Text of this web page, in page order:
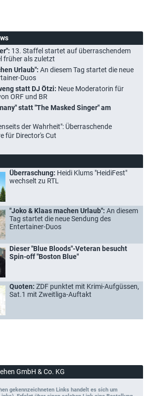
13. Staffel startet auf überraschendem
früher als zuletzt
Urlaub": An diesem Tag startet die neue
Duos
statt DJ Ötzi: Neue Moderatorin für
ORF und BR
statt "The Masked Singer" am
der Wahrheit": Überraschende
für Director's Cut
Überraschung: Heidi Klums "HeidiFest"
wechselt zu RTL
"Joko & Klaas machen Urlaub": An diesem
Tag startet die neue Sendung des
Entertainer-Duos
Dieser "Blue Bloods"-Veteran besucht
Spin-off "Boston Blue"
Quoten: ZDF punktet mit Krimi-Aufgüssen,
Sat.1 mit Zweitliga-Auftakt
GmbH & Co. KG
gekennzeichneten Links handelt es sich um